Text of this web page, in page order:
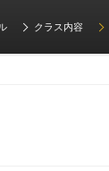
クラス内容